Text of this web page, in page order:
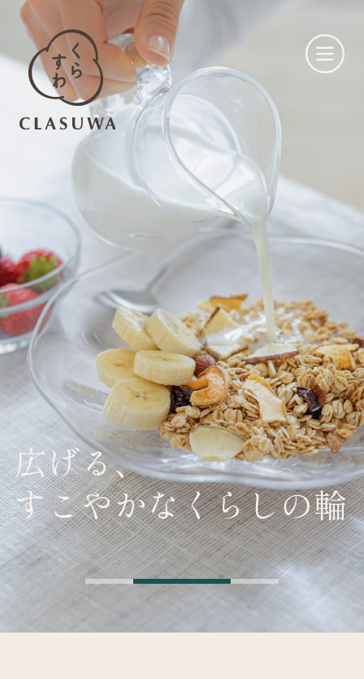
くらすわとは
お知らせ
店舗一覧
広げる、
すこやかなくらしの輪